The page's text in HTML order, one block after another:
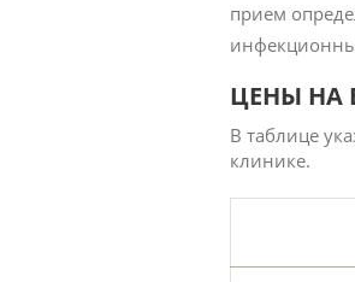
прием
ЦЕНЫ НА
В таблице
клинике.